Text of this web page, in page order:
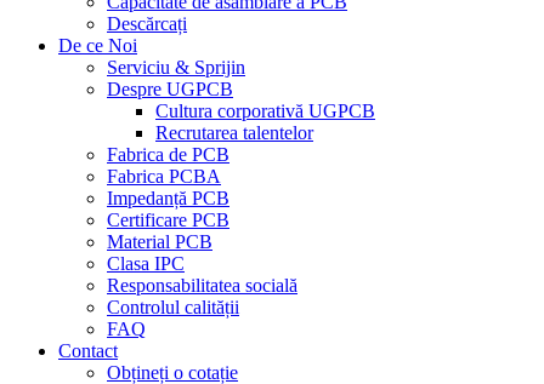
Descărcați
De ce Noi
Serviciu & Sprijin
Despre UGPCB
Cultura corporativă UGPCB
Recrutarea talentelor
Fabrica de PCB
Fabrica PCBA
Impedanță PCB
Certificare PCB
Material PCB
Clasa IPC
Responsabilitatea socială
Controlul calității
FAQ
Contact
Obțineți o cotație